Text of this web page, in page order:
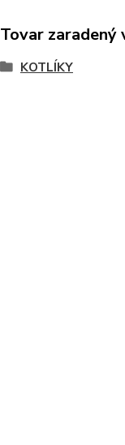
Tovar zaradený
KOTLÍKY